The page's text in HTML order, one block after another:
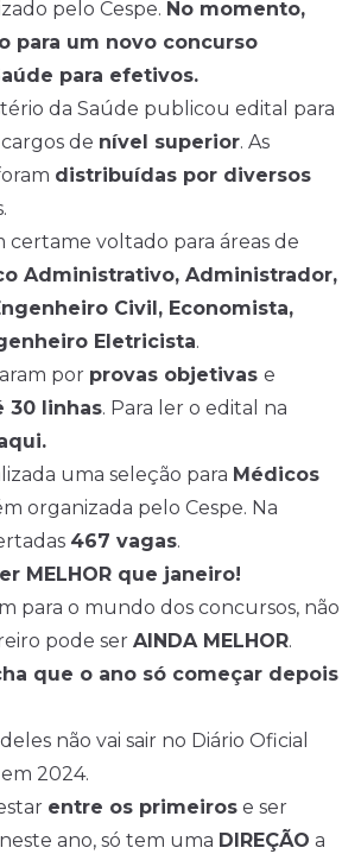
pelo Cespe. No momento,
para um novo concurso
para efetivos.
da Saúde publicou edital para
de nível superior. As
distribuídas por diversos
certame voltado para áreas de
Administrativo, Administrador,
Civil, Economista,
Eletricista.
por provas objetivas e
30 linhas. Para ler o edital na
.
uma seleção para Médicos
organizada pelo Cespe. Na
467 vagas.
MELHOR que janeiro!
para o mundo dos concursos, não
pode ser AINDA MELHOR.
que o ano só começar depois
não vai sair no Diário Oficial
2024.
entre os primeiros e ser
ano, só tem uma DIREÇÃO a